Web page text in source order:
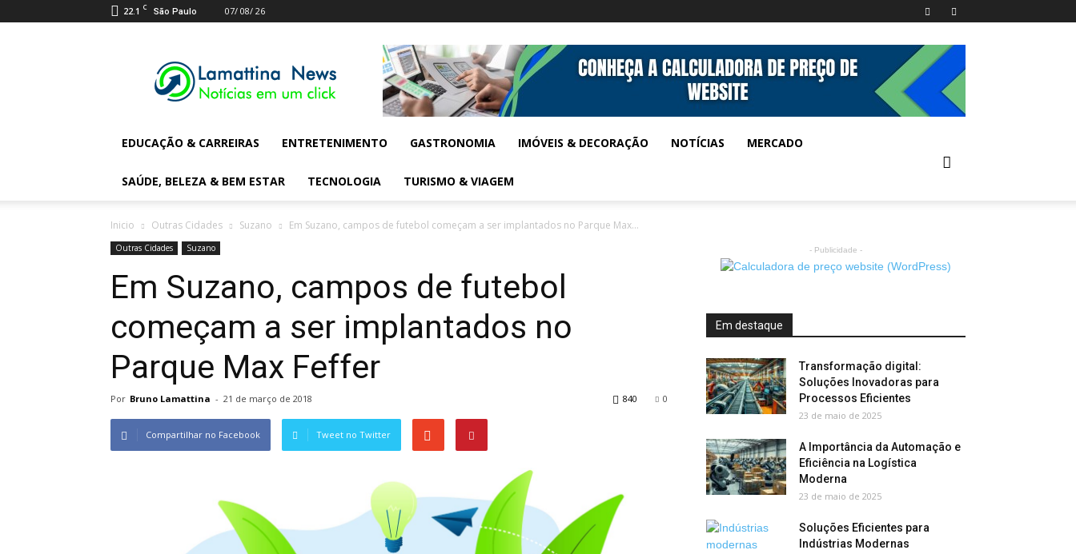
22.1 C São Paulo 07/ 08/ 26
Digital
News
EDUCAÇÃO & CARREIRAS ENTRETENIMENTO GASTRONOMIA IMÓVEIS & DECORAÇÃO NOTÍCIAS MERCADO
SAÚDE, BELEZA & BEM ESTAR TECNOLOGIA TURISMO & VIAGEM
Inicio Outras Cidades Suzano Em Suzano, campos de futebol começam a ser implantados no Parque Max...
Outras Cidades Suzano
Em Suzano, campos de futebol
começam a ser implantados no
Parque Max Feffer
Por Bruno Lamattina - 21 de março de 2018 0
840
Compartilhar no Facebook Tweet no Twitter
- Publicidade -
Em destaque
Transformação digital:
Soluções Inovadoras para
Processos Eficientes
23 de maio de 2025
A Importância da Automação e
Eficiência na Logística
Moderna
23 de maio de 2025
Soluções Eficientes para
Indústrias Modernas